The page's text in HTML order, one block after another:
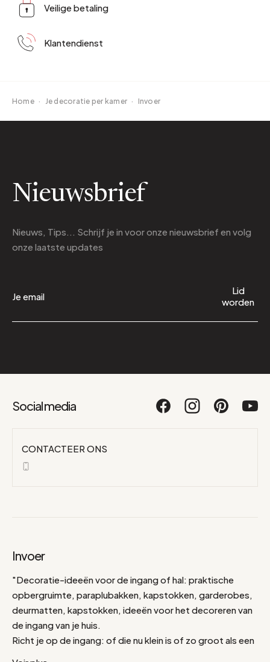
Veilige betaling
Klantendienst
Home · Je decoratie per kamer · Invoer
Nieuwsbrief
Nieuws, Tips... Schrijf je in voor onze nieuwsbrief en volg
onze laatste updates
Lid
worden
Social media
CONTACTEER ONS
Invoer
"Decoratie-ideeën voor de ingang of hal: praktische
opbergruimte, paraplubakken, kapstokken, garderobes,
deurmatten, kapstokken, ideeën voor het decoreren van
de ingang van je huis.
Richt je op de ingang: of die nu klein is of zo groot als een